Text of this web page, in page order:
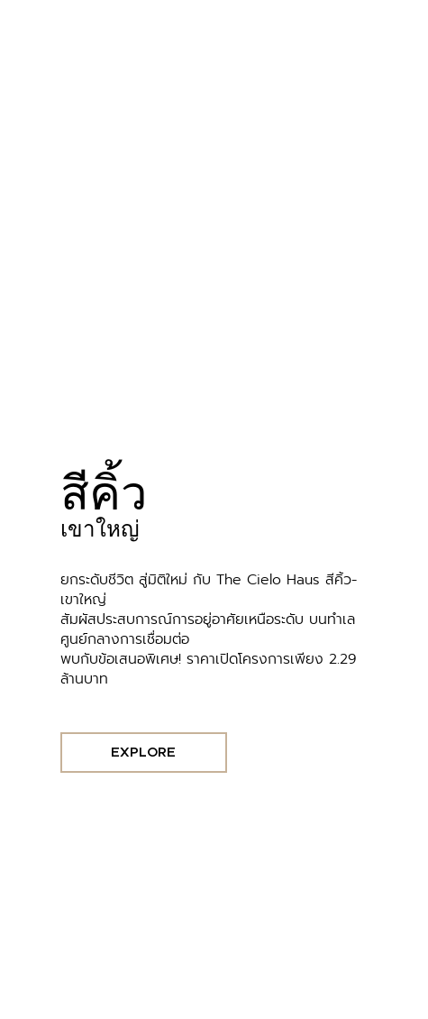
เขาใหญ่
สีคิ้ว
ยกระดับชีวิต สู่มิติใหม่ กับ The Cielo Haus สีคิ้ว-
เขาใหญ่
สัมผัสประสบการณ์การอยู่อาศัยเหนือระดับ บนทำเล
ศูนย์กลางการเชื่อมต่อ
พบกับข้อเสนอพิเศษ! ราคาเปิดโครงการเพียง 2.29
ล้านบาท
EXPLORE